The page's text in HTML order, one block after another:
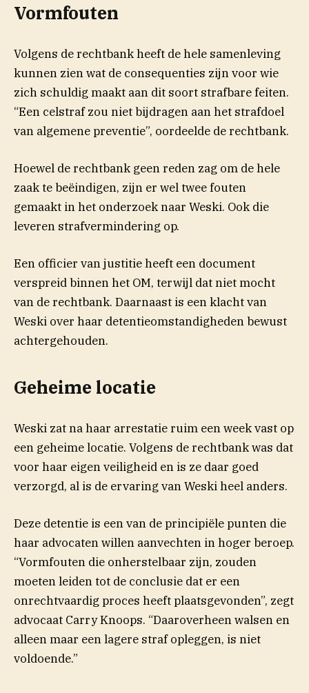
Vormfouten
Volgens de rechtbank heeft de hele samenleving
kunnen zien wat de consequenties zijn voor wie
zich schuldig maakt aan dit soort strafbare feiten.
“Een celstraf zou niet bijdragen aan het strafdoel
van algemene preventie”, oordeelde de rechtbank.
Hoewel de rechtbank geen reden zag om de hele
zaak te beëindigen, zijn er wel twee fouten
gemaakt in het onderzoek naar Weski. Ook die
leveren strafvermindering op.
Een officier van justitie heeft een document
verspreid binnen het OM, terwijl dat niet mocht
van de rechtbank. Daarnaast is een klacht van
Weski over haar detentieomstandigheden bewust
achtergehouden.
Geheime locatie
Weski zat na haar arrestatie ruim een week vast op
een geheime locatie. Volgens de rechtbank was dat
voor haar eigen veiligheid en is ze daar goed
verzorgd, al is de ervaring van Weski heel anders.
Deze detentie is een van de principiële punten die
haar advocaten willen aanvechten in hoger beroep.
“Vormfouten die onherstelbaar zijn, zouden
moeten leiden tot de conclusie dat er een
onrechtvaardig proces heeft plaatsgevonden”, zegt
advocaat Carry Knoops. “Daaroverheen walsen en
alleen maar een lagere straf opleggen, is niet
voldoende.”